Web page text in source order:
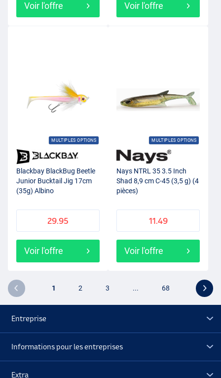
Voir l'offre Voir l'offre
MULTIPLES OPTIONS
Blackbay BlackBug Beetle
Junior Bucktail Jig 17cm
(35g) Albino
29.95
Voir l'offre
MULTIPLES OPTIONS
Nays NTRL 35 3.5 Inch
Shad 8,9 cm C-45 (3,5 g) (4
pièces)
11.49
Voir l'offre
1 2 3 ... 68
Entreprise
Informations pour les entreprises
Extra